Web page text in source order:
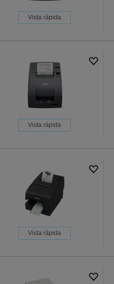
Vista rápida
Vista rápida
Vista rápida